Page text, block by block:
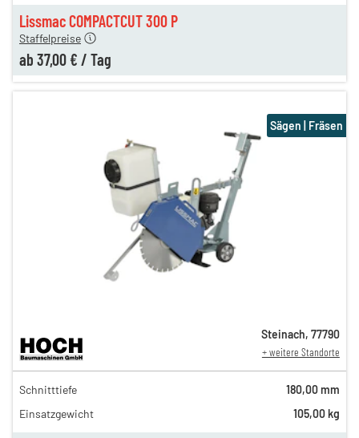
Lissmac COMPACTCUT 300 P
Staffelpreise
ab 37,00 € / Tag
59,00 €
47,00 €
40,00 €
Sägen | Fräsen
Steinach, 77790
+ weitere Standorte
Schnitttiefe
180,00 mm
Einsatzgewicht
105,00 kg